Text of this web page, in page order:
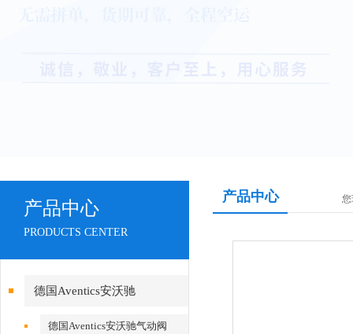
产品中心
PRODUCTS CENTER
德国Aventics安沃驰
德国Aventics安沃驰气动阀
产品中心